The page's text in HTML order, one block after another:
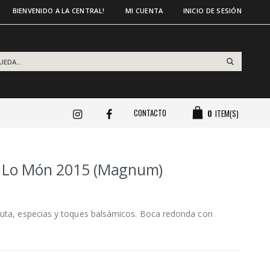
MI CUENTA INICIO DE SESIÓN
BIENVENIDO A LA CENTRAL!
CONTACTO 0 ITEM(S)
Món 2015 (Magnum)
especias y toques balsámicos. Boca redonda con